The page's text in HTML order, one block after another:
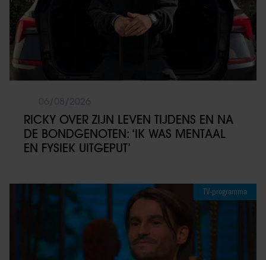
RICKY OVER ZIJN LEVEN TIJDENS EN NA
DE BONDGENOTEN: ‘IK WAS MENTAAL
EN FYSIEK UITGEPUT’
TV-programma